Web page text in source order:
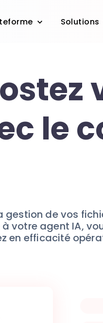
Solutions
le
gestion de vos
à votre agent IA,
en efficacité